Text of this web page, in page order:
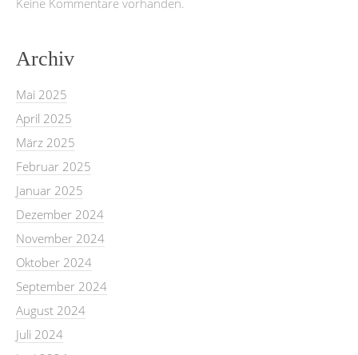
Archiv
Mai 2025
April 2025
März 2025
Februar 2025
Januar 2025
Dezember 2024
November 2024
Oktober 2024
September 2024
August 2024
Juli 2024